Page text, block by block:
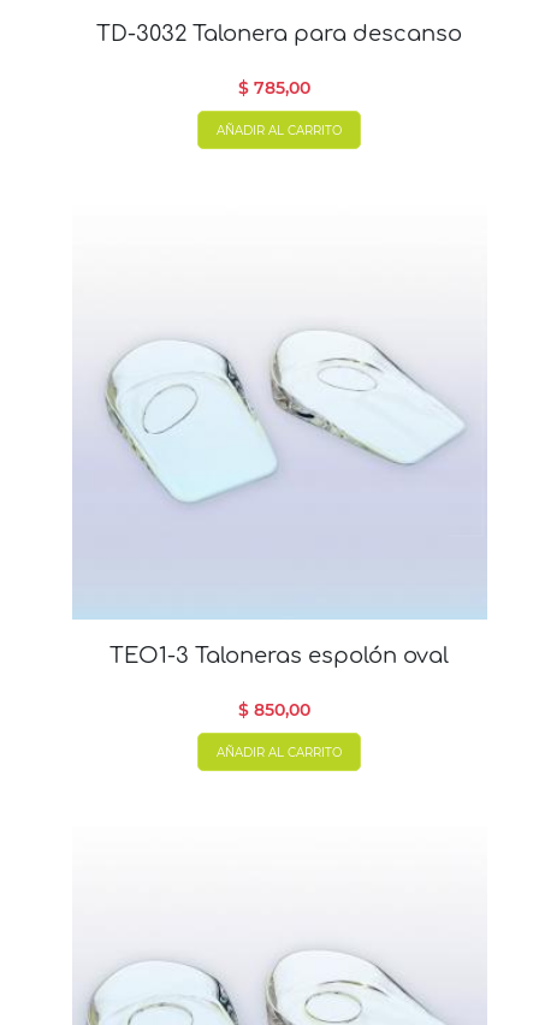
TD-3032 Talonera para descanso
$ 785,00
AÑADIR AL CARRITO
TEO1-3 Taloneras espolón oval
$ 850,00
AÑADIR AL CARRITO